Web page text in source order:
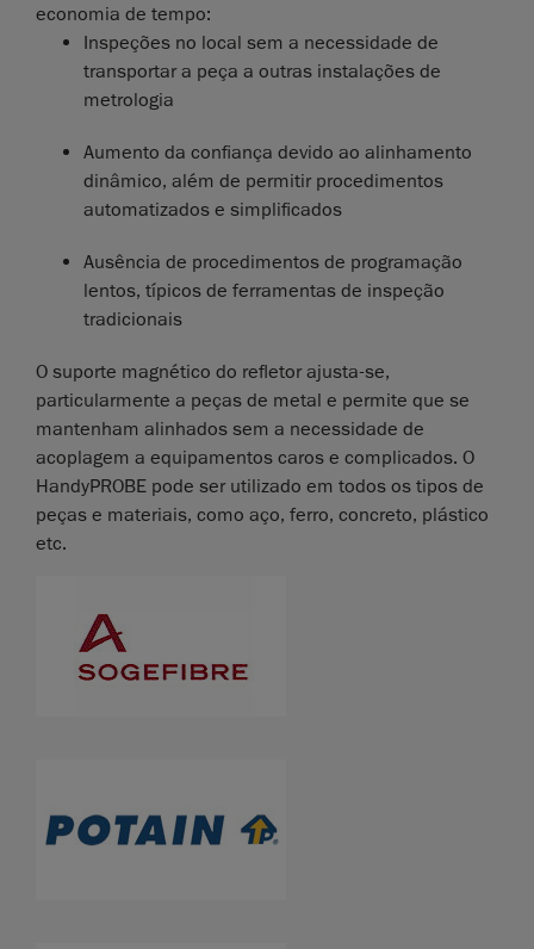
economia de tempo:
Inspeções no local sem a necessidade de
transportar a peça a outras instalações de
metrologia
Aumento da confiança devido ao alinhamento
dinâmico, além de permitir procedimentos
automatizados e simplificados
Ausência de procedimentos de programação
lentos, típicos de ferramentas de inspeção
tradicionais
O suporte magnético do refletor ajusta-se,
particularmente a peças de metal e permite que se
mantenham alinhados sem a necessidade de
acoplagem a equipamentos caros e complicados. O
HandyPROBE pode ser utilizado em todos os tipos de
peças e materiais, como aço, ferro, concreto, plástico
etc.